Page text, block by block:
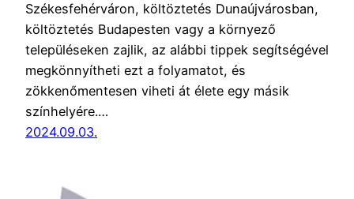
Székesfehérváron, költöztetés Dunaújvárosban,
költöztetés Budapesten vagy a környező
településeken zajlik, az alábbi tippek segítségével
megkönnyítheti ezt a folyamatot, és
zökkenőmentesen viheti át élete egy másik
színhelyére.…
2024.09.03.